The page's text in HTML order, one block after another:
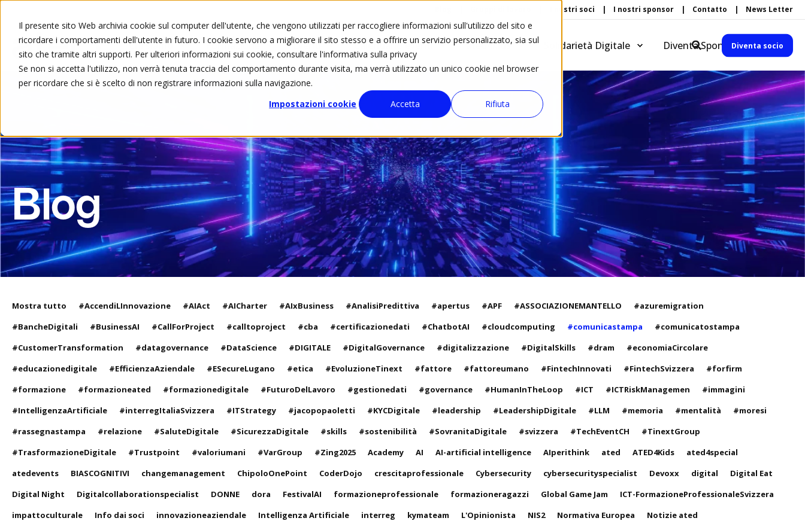
Il presente sito Web archivia cookie sul computer dell'utente, che vengono utilizzati per raccogliere informazioni sull'utilizzo del sito e
ricordare i comportamenti dell'utente in futuro. I cookie servono a migliorare il sito stesso e a offrire un servizio personalizzato, sia sul
sito che tramite altri supporti. Per ulteriori informazioni sui cookie, consultare l'informativa sulla privacy
Se non si accetta l'utilizzo, non verrà tenuta traccia del comportamento durante visita, ma verrà utilizzato un unico cookie nel browser
per ricordare che si è scelto di non registrare informazioni sulla navigazione.
Impostazioni cookie
Accetta Rifiuta
I nostri soci I nostri sponsor Contatto News Letter
Chi siamo Formazione Eventi Calendario eventi ated4kids Solidarietà Digitale Diventa SponsorDiventa socio
Blog
Mostra tutto #AccendiLInnovazione #AIAct #AICharter #AIxBusiness #AnalisiPredittiva #apertus #APF #ASSOCIAZIONEMANTELLO
#azuremigration
#BancheDigitali
#BusinessAI #CallForProject #calltoproject #cba #certificazionedati #ChatbotAI #cloudcomputing #comunicastampa
#comunicatostampa
#CustomerTransformation
#datagovernance #DataScience #DIGITALE #DigitalGovernance #digitalizzazione #DigitalSkills #dram
#economiaCircolare
#educazionedigitale
#EfficienzaAziendale #ESecureLugano #etica #EvoluzioneTinext #fattore #fattoreumano #FintechInnovati #FintechSvizzera
#forfirm
#formazione
#formazioneated #formazionedigitale #FuturoDelLavoro #gestionedati #governance #HumanInTheLoop #ICT #ICTRiskManagemen
#immagini
#IntelligenzaArtificiale
#interregItaliaSvizzera #ITStrategy #jacopopaoletti #KYCDigitale #leadership #LeadershipDigitale #LLM #memoria #mentalità
#moresi
#rassegnastampa
#relazione #SaluteDigitale #SicurezzaDigitale #skills #sostenibilità #SovranitaDigitale #svizzera #TechEventCH
#TinextGroup
#TrasformazioneDigitale
#Trustpoint #valoriumani #VarGroup #Zing2025 Academy AI AI-artificial intelligence AIperithink ated ATED4Kids
ated4special
atedevents
BIASCOGNITIVI changemanagement ChipoloOnePoint CoderDojo crescitaprofessionale Cybersecurity cybersecurityspecialist Devoxx digital
Digital Eat
Digital Night
Digitalcollaborationspecialist DONNE dora FestivalAI formazioneprofessionale formazioneragazzi Global Game Jam
ICT-FormazioneProfessionaleSvizzera
impattoculturale
Info dai soci innovazioneaziendale Intelligenza Artificiale interreg kymateam L'Opinionista NIS2 Normativa Europea
Notizie ated